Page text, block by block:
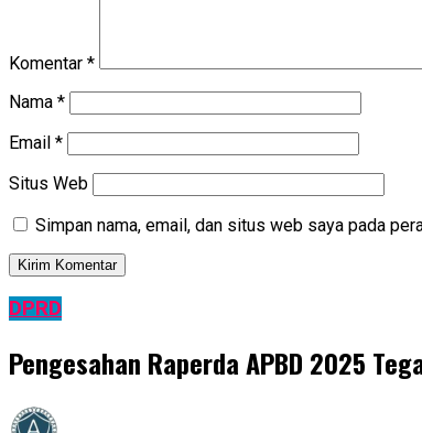
Komentar *
Nama *
Email *
Situs Web
Simpan nama, email, dan situs web saya pada
DPRD
Pengesahan Raperda APBD 2025